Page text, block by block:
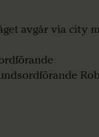
avgår via city